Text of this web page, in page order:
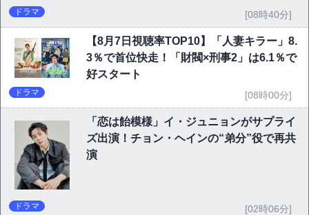
ドラマ [08時40分]
【8月7日視聴率TOP10】「人妻キラー」8.
3％で首位快走！「財閥×刑事2」は6.1％で
好スタート
ドラマ [08時00分]
「恋は飴模様」イ・ジュニョンがサプライ
ズ出演！チョン・ヘインの“弟分”役で再共
演
ドラマ [02時06分]